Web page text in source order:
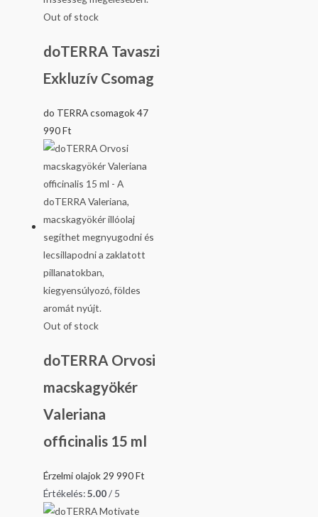
Out of stock
doTERRA Tavaszi
Exkluzív Csomag
do TERRA csomagok47
990Ft
Out of stock
doTERRA Orvosi
macskagyökér
Valeriana
officinalis 15 ml
Érzelmi olajok 29 990Ft
Értékelés:5.00/ 5